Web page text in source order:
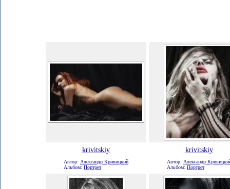
krivitskiy krivitskiy
Автор: Александр Кривицкий
Альбом: Портрет
Автор: Александр
Альбом: Портрет